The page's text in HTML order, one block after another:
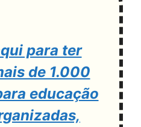
para ter
de 1.000
educação